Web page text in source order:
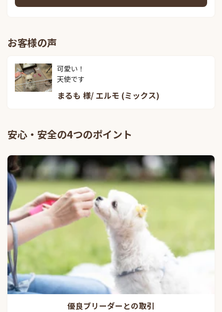
お客様の声
可愛い！
天使です
まるも 様/ エルモ (ミックス)
安心・安全の4つのポイント
優良ブリーダーとの取引